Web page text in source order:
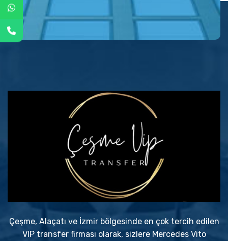
Çeşme, Alaçatı ve İzmir bölgesinde en çok tercih edilen
VIP transfer firması olarak, sizlere Mercedes Vito